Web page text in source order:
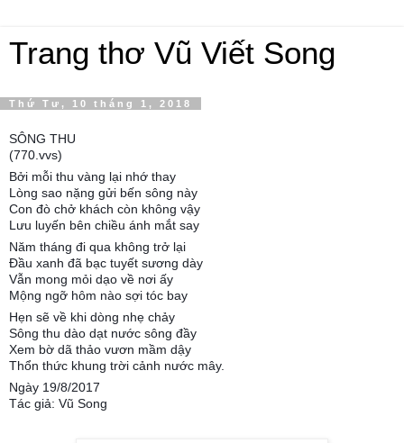
Trang thơ Vũ Viết Song
Thứ Tư, 10 tháng 1, 2018
SÔNG THU
(770.vvs)
Bởi mỗi thu vàng lại nhớ thay
Lòng sao nặng gửi bến sông này
Con đò chở khách còn không vậy
Lưu luyến bên chiều ánh mắt say
Năm tháng đi qua không trở lại
Đầu xanh đã bạc tuyết sương dày
Vẫn mong mỏi dạo về nơi ấy
Mộng ngỡ hôm nào sợi tóc bay
Hẹn sẽ về khi dòng nhẹ chảy
Sông thu dào dạt nước sông đầy
Xem bờ dã thảo vươn mầm dậy
Thổn thức khung trời cảnh nước mây.
Ngày 19/8/2017
Tác giả: Vũ Song